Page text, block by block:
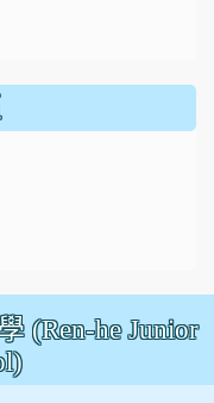
cit/
(Ren-he Junior